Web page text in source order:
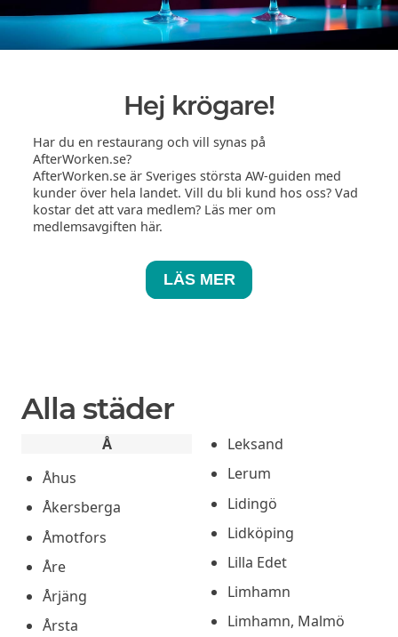
Hej krögare!
Har du en restaurang och vill synas på
AfterWorken.se?
AfterWorken.se är Sveriges största AW-guiden med
kunder över hela landet. Vill du bli kund hos oss? Vad
kostar det att vara medlem? Läs mer om
medlemsavgiften här.
LÄS MER
Alla städer
Å
Åhus
Åkersberga
Åmotfors
Åre
Årjäng
Årsta
Leksand
Lerum
Lidingö
Lidköping
Lilla Edet
Limhamn
Limhamn, Malmö